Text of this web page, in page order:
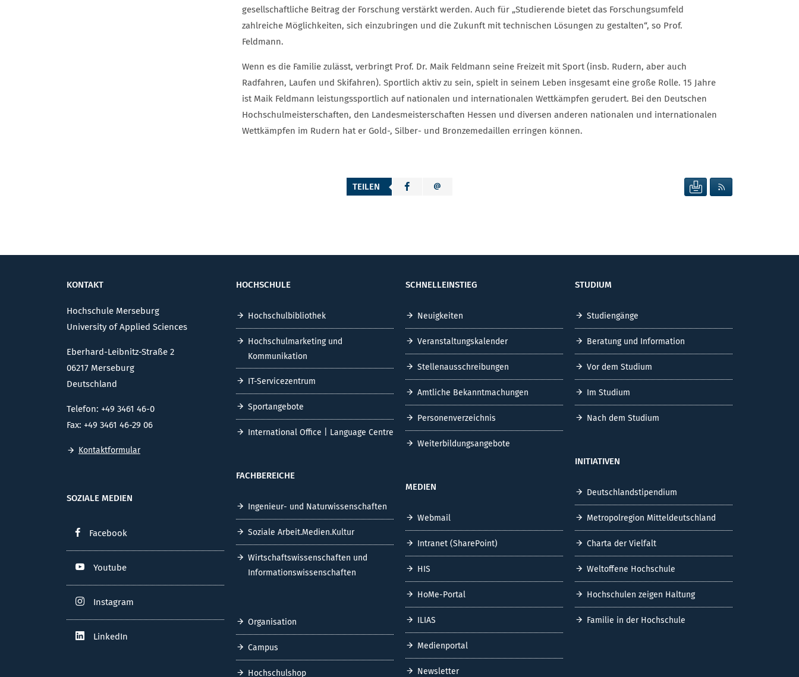
gesellschaftliche Beitrag der Forschung verstärkt werden. Auch für „Studierende bietet das Forschungsumfeld
zahlreiche Möglichkeiten, sich einzubringen und die Zukunft mit technischen Lösungen zu gestalten“, so Prof.
Feldmann.
Wenn es die Familie zulässt, verbringt Prof. Dr. Maik Feldmann seine Freizeit mit Sport (insb. Rudern, aber auch
Radfahren, Laufen und Skifahren). Sportlich aktiv zu sein, spielt in seinem Leben insgesamt eine große Rolle. 15 Jahre
ist Maik Feldmann leistungssportlich auf nationalen und internationalen Wettkämpfen gerudert. Bei den Deutschen
Hochschulmeisterschaften, den Landesmeisterschaften Hessen und diversen anderen nationalen und internationalen
Wettkämpfen im Rudern hat er Gold-, Silber- und Bronzemedaillen erringen können.
TEILEN SEITE DRUCKEN
KONTAKT
Hochschule Merseburg
University of Applied Sciences
Eberhard-Leibnitz-Straße 2
06217 Merseburg
Deutschland
Telefon: +49 3461 46-0
Fax: +49 3461 46-29 06
Kontaktformular
SOZIALE MEDIEN
Facebook
Youtube
Instagram
LinkedIn
HOCHSCHULE
Hochschulbibliothek
Hochschulmarketing und
Kommunikation
IT-Servicezentrum
Sportangebote
International Office | Language Centre
FACHBEREICHE
Ingenieur- und Naturwissenschaften
Soziale Arbeit.Medien.Kultur
Wirtschaftswissenschaften und
Informationswissenschaften
Organisation
Campus
Hochschulshop
SCHNELLEINSTIEG
Neuigkeiten
Veranstaltungskalender
Stellenausschreibungen
Amtliche Bekanntmachungen
Personenverzeichnis
Weiterbildungsangebote
MEDIEN
Webmail
Intranet (SharePoint)
HIS
HoMe-Portal
ILIAS
Medienportal
Newsletter
STUDIUM
Studiengänge
Beratung und Information
Vor dem Studium
Im Studium
Nach dem Studium
INITIATIVEN
Deutschlandstipendium
Metropolregion Mitteldeutschland
Charta der Vielfalt
Weltoffene Hochschule
Hochschulen zeigen Haltung
Familie in der Hochschule